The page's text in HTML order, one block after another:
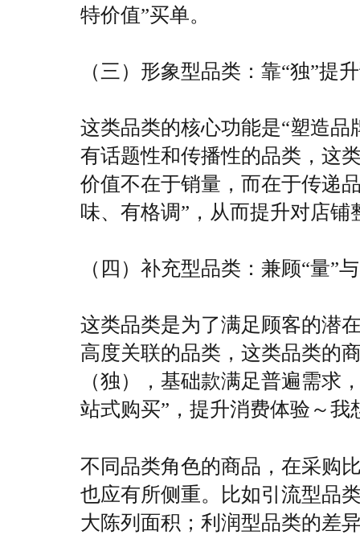
特价值”买单。
（三）形象型品类：靠“独”提
这类品类的核心功能是“塑造
有话题性和传播性的品类，这
价值不在于销量，而在于传递
味、有格调”，从而提升对店铺
（四）补充型品类：兼顾“量”
这类品类是为了满足顾客的潜
高度关联的品类，这类品类的
（独），基础款满足普遍需求
站式购买”，提升消费体验～我
不同品类角色的商品，在采购
也应有所侧重。比如引流型品
大陈列面积；利润型品类的差